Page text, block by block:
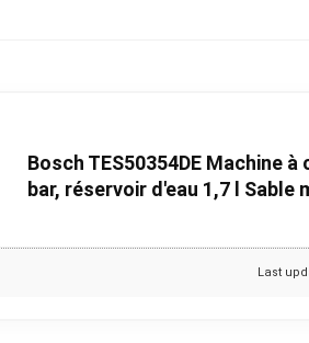
Bosch TES50354DE Machine
bar, réservoir d'eau 1,7 l Sable
Last